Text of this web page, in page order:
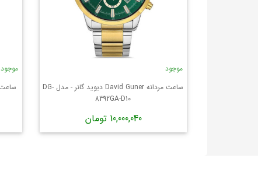
موجود
ساعت مردانه David Guner دیوید گانر - مدل DG-
8392GA-D10
10,000,040 تومان
موجود